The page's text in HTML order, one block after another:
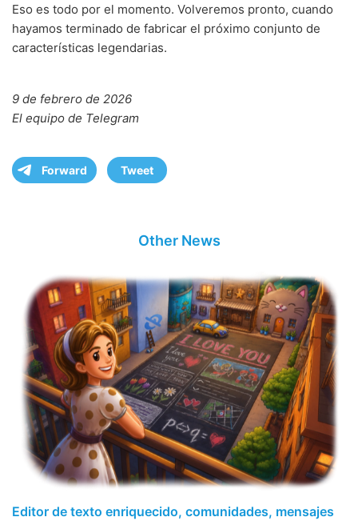
Eso es todo por el momento. Volveremos pronto, cuando
hayamos terminado de fabricar el próximo conjunto de
características legendarias.
9 de febrero de 2026
El equipo de Telegram
Forward Tweet
Other News
Editor de texto enriquecido, comunidades, mensajes